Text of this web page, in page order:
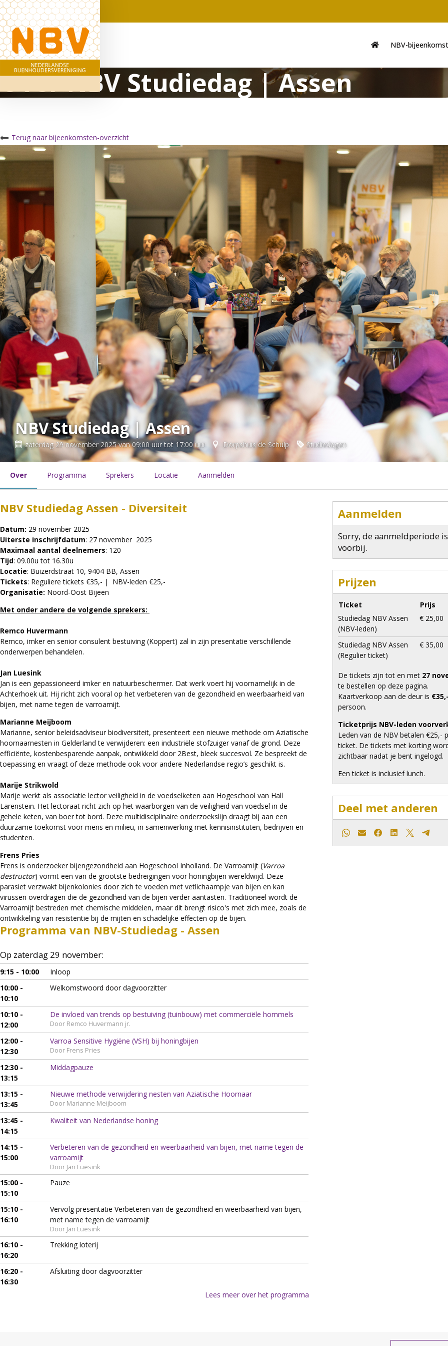
NBV-
Over NBV Studiedag | Assen
Terug naar bijeenkomsten-overzicht
NBV Studiedag | Assen
zaterdag 29 november 2025 van 09:00 uur tot 17:00 uur Dorpshuis de Schulp Studiedagen
Over Programma Sprekers Locatie Aanmelden
NBV Studiedag Assen - Diversiteit
Datum: 29 november 2025
Uiterste inschrijfdatum: 27 november 2025
Maximaal aantal deelnemers: 120
Tijd: 09.00u tot 16.30u
Locatie: Buizerdstraat 10, 9404 BB, Assen
Tickets: Reguliere tickets €35,- | NBV-leden €25,-
Organisatie: Noord-Oost Bijeen
Met onder andere de volgende sprekers:
Remco Huvermann
Remco, imker en senior consulent bestuiving (Koppert) zal in zijn presentatie verschillende
onderwerpen behandelen.
Jan Luesink
Jan is een gepassioneerd imker en natuurbeschermer. Dat werk voert hij voornamelijk in de
Achterhoek uit. Hij richt zich vooral op het verbeteren van de gezondheid en weerbaarheid van
bijen, met name tegen de varroamijt.
Marianne Meijboom
Marianne, senior beleidsadviseur biodiversiteit, presenteert een nieuwe methode om Aziatische
hoornaarnesten in Gelderland te verwijderen: een industriële stofzuiger vanaf de grond. Deze
efficiënte, kostenbesparende aanpak, ontwikkeld door 2Best, bleek succesvol. Ze bespreekt de
toepassing en vraagt of deze methode ook voor andere Nederlandse regio’s geschikt is.
Marije Strikwold
Marije werkt als associatie lector veiligheid in de voedselketen aan Hogeschool van Hall
Larenstein. Het lectoraat richt zich op het waarborgen van de veiligheid van voedsel in de
gehele keten, van boer tot bord. Deze multidisciplinaire onderzoekslijn draagt bij aan een
duurzame toekomst voor mens en milieu, in samenwerking met kennisinstituten, bedrijven en
studenten.
Frens Pries
Frens is onderzoeker bijengezondheid aan Hogeschool Inholland. De Varroamijt (Varroa
destructor) vormt een van de grootste bedreigingen voor honingbijen wereldwijd. Deze
parasiet verzwakt bijenkolonies door zich te voeden met vetlichaampje van bijen en kan
virussen overdragen die de gezondheid van de bijen verder aantasten. Traditioneel wordt de
Varroamijt bestreden met chemische middelen, maar dit brengt risico's met zich mee, zoals de
ontwikkeling van resistentie bij de mijten en schadelijke effecten op de bijen.
Programma van NBV-Studiedag - Assen
Op zaterdag 29 november:
9:15 - 10:00
Inloop
10:00 -
10:10
Welkomstwoord door dagvoorzitter
10:10 -
12:00
De invloed van trends op bestuiving (tuinbouw) met commerciële hommels
Door Remco Huvermann jr.
12:00 -
12:30
Varroa Sensitive Hygiëne (VSH) bij honingbijen
Door Frens Pries
12:30 -
13:15
Middagpauze
13:15 -
13:45
Nieuwe methode verwijdering nesten van Aziatische Hoornaar
Door Marianne Meijboom
13:45 -
14:15
Kwaliteit van Nederlandse honing
14:15 -
15:00
Verbeteren van de gezondheid en weerbaarheid van bijen, met name tegen de
varroamijt
Door Jan Luesink
15:00 -
15:10
Pauze
15:10 -
16:10
Vervolg presentatie Verbeteren van de gezondheid en weerbaarheid van bijen,
met name tegen de varroamijt
Door Jan Luesink
16:10 -
16:20
Trekking loterij
16:20 -
16:30
Afsluiting door dagvoorzitter
Lees meer over het programma
Aanmelden
Sorry, de aanmeldperiode is
voorbij.
Prijzen
Ticket
Prijs
Studiedag NBV Assen
(NBV-leden)
€ 25,00
Studiedag NBV Assen
(Regulier ticket)
€ 35,00
De tickets zijn tot en met 27
te bestellen op deze pagina.
Kaartverkoop aan de deur is €35,-
persoon.
Ticketprijs NBV-leden
Leden van de NBV betalen €25,-
ticket. De tickets met korting
zichtbaar nadat je bent ingelogd.
Een ticket is inclusief lunch.
Deel met anderen
Whatsapp
E-mailFacebook
LinkedIn
X